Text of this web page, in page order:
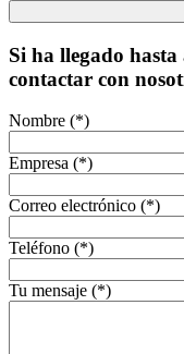
Si ha llegado
contactar con
Nombre (*)
Empresa (*)
Correo electrónico (*)
Teléfono (*)
Tu mensaje (*)